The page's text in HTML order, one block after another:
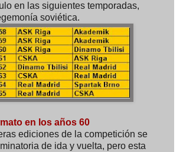
en las siguientes temporadas,
soviética.
en los años 60
ediciones de la competición se
de ida y vuelta, pero esta